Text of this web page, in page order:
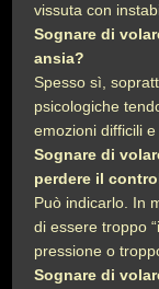
vissuta con
Sognare di
ansia?
Spesso sì,
psicologiche
emozioni difficili
Sognare di
perdere il
Può indicarlo. In
di essere troppo
pressione o
Sognare di